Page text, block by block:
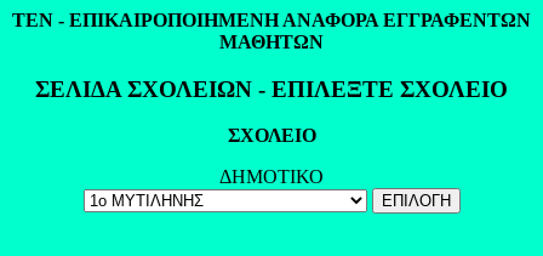
ΤΕΝ - ΕΠΙΚΑΙΡΟΠΟΙΗΜΕΝΗ ΑΝΑΦΟΡΑ ΕΓΓΡΑΦΕΝΤΩΝ
ΜΑΘΗΤΩΝ
ΣΕΛΙΔΑ ΣΧΟΛΕΙΩΝ - ΕΠΙΛΕΞΤΕ ΣΧΟΛΕΙΟ
ΣΧΟΛΕΙΟ
ΔΗΜΟΤΙΚΟ